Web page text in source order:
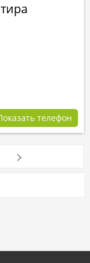
телефон